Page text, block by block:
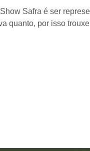
Safra é ser
quanto, por isso